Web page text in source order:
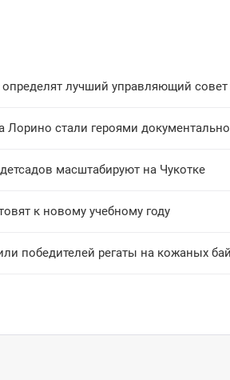
лучший управляющий совет
Лорино стали героями
масштабируют на Чукотке
к новому учебному году
победителей регаты на кожаных